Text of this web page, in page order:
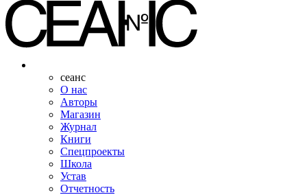
сеанс
О нас
Авторы
Магазин
Журнал
Книги
Спецпроекты
Школа
Устав
Отчетность